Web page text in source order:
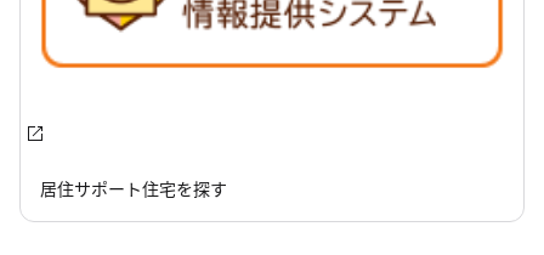
居住サポート住宅を探す